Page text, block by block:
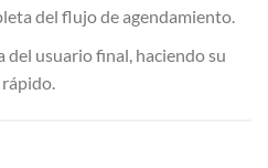
del flujo de agendamiento.
del usuario final, haciendo su